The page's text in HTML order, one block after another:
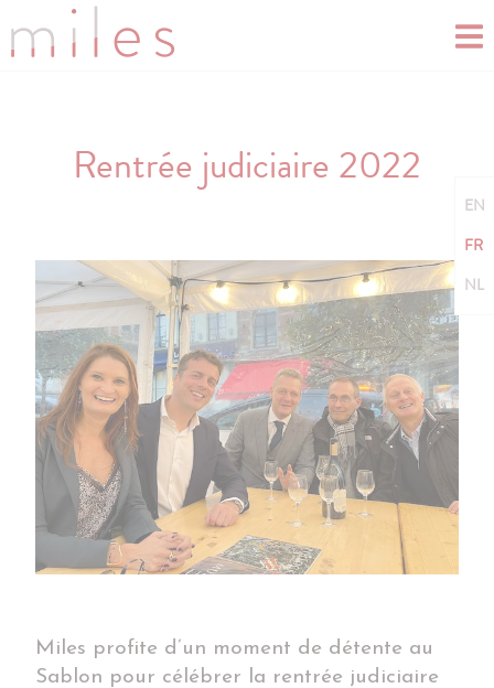
EN
FR
NL
Rentrée judiciaire 2022
Miles profite d’un moment de détente au
Sablon pour célébrer la rentrée judiciaire